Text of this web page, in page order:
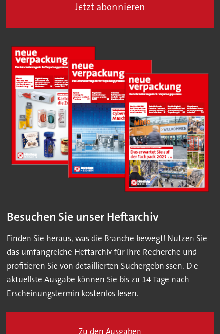
Jetzt abonnieren
Besuchen Sie unser Heftarchiv
Finden Sie heraus, was die Branche bewegt! Nutzen Sie
das umfangreiche Heftarchiv für Ihre Recherche und
profitieren Sie von detaillierten Suchergebnissen. Die
aktuellste Ausgabe können Sie bis zu 14 Tage nach
Erscheinungstermin kostenlos lesen.
Zu den Ausgaben